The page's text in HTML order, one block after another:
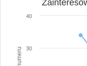
30
40